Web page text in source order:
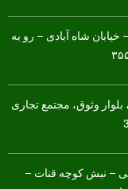
شاه آبادی – رو به
وثوق، مجتمع تجاری
– نبش کوچه قنات –